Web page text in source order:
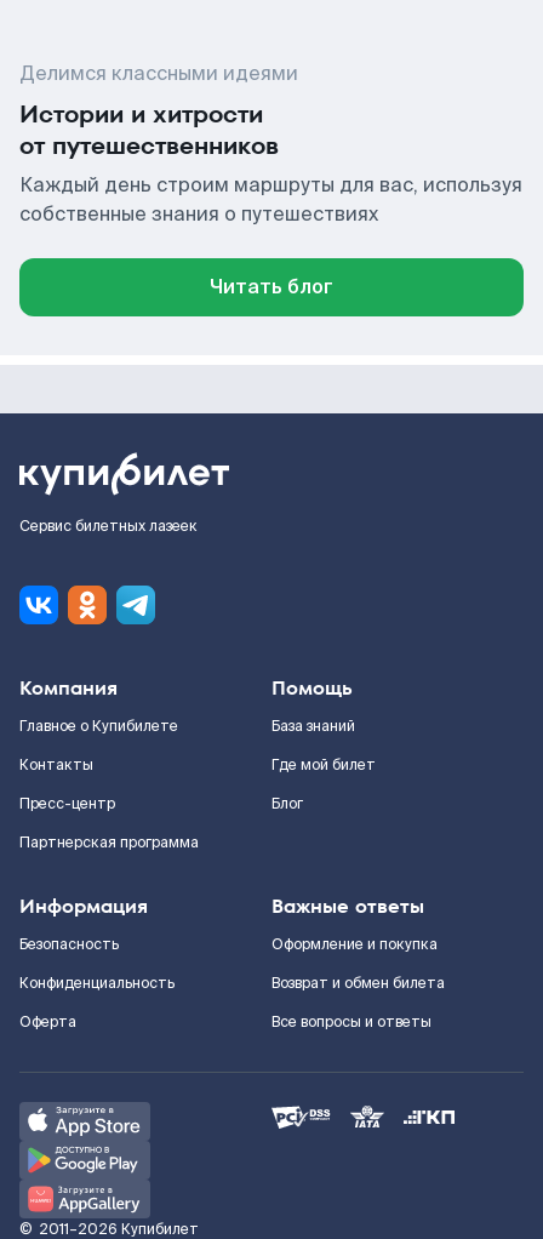
Делимся классными идеями
Истории и хитрости
от путешественников
Каждый день строим маршруты для вас, используя
собственные знания о путешествиях
Читать блог
Сервис билетных лазеек
Компания
Главное о Купибилете
Контакты
Пресс-центр
Партнерская программа
Помощь
База знаний
Где мой билет
Блог
Информация
Безопасность
Конфиденциальность
Оферта
Важные ответы
Оформление и покупка
Возврат и обмен билета
Все вопросы и ответы
© 2011–2026 Купибилет